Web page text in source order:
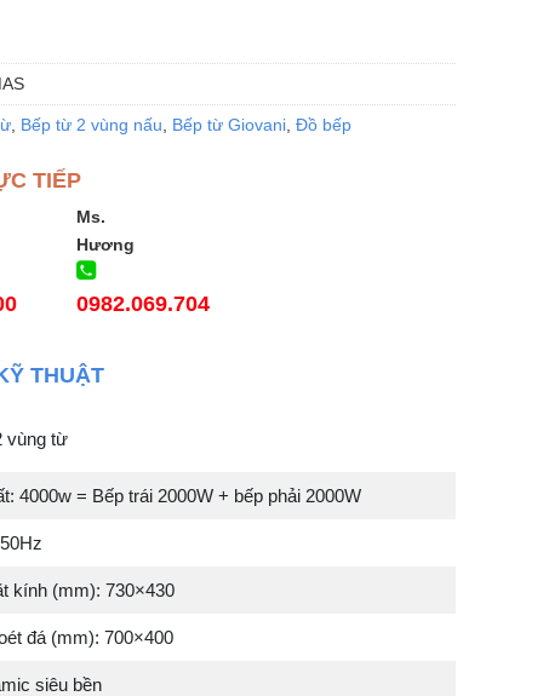
, Bếp từ 2 vùng nấu Bếp từ Giovani, Đồ bếp
TIẾP
Ms.
Hương
0982.069.704
THUẬT
vùng từ
4000w = Bếp trái 2000W + bếp phải 2000W
kính (mm): 730×430
đá (mm): 700×400
siêu bền